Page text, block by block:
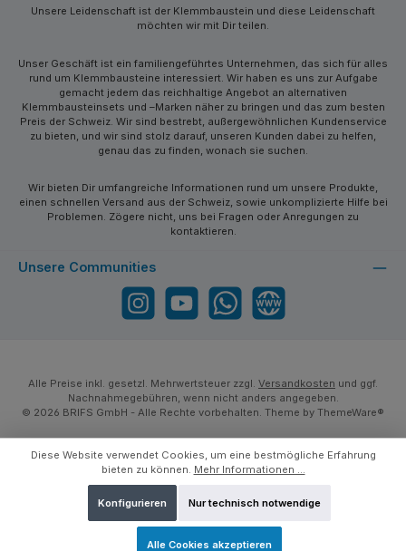
Unsere Leidenschaft ist der Klemmbaustein und diese Leidenschaft
möchten wir mit Dir teilen.
Unser Geschäft ist ein familiengeführtes Unternehmen, das sich für alles
rund um Klemmbausteine interessiert. Wir haben es uns zur Aufgabe
gemacht jedem das reichhaltige Angebot an alternativen
Klemmbausteinsets und –Marken näher zu bringen und das zum besten
Preis der Schweiz. Wir sind bestrebt, außergewöhnlichen Kundenservice
zu bieten, und wir sind stolz darauf, unseren Kunden dabei zu helfen,
genau das zu finden, wonach sie suchen.
Wir bieten Dir umfangreiche Informationen rund um unsere Produkte,
einen schnellen Versand aus der Schweiz, sowie unkomplizierte Hilfe bei
Problemen. Zögere nicht, uns bei Fragen oder Anregungen zu
kontaktieren.
Unsere Communities
Instagram YouTube WhatsApp Website
Alle Preise inkl. gesetzl. Mehrwertsteuer zzgl. Versandkosten und ggf.
Nachnahmegebühren, wenn nicht anders angegeben.
© 2026 BRIFS GmbH - Alle Rechte vorbehalten. Theme by ThemeWare®
Diese Website verwendet Cookies, um eine bestmögliche Erfahrung
bieten zu können. Mehr Informationen ...
Nur technisch notwendige
Konfigurieren
Alle Cookies akzeptieren